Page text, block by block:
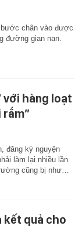
bước chân vào được
đường gian nan.
với hàng loạt
đăng ký nguyện
làm lại nhiều lần
cũng bị như…
kết quả cho